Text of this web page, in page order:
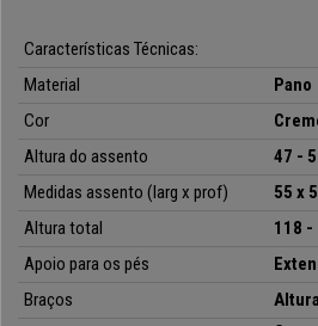
Além disso, o seu mecanismo de
liberdade de movimentos e flexibilidade,
coloca-lo em diferentes posições
repousa-pés extensível, poderás ter
praticamente deitado. Tudo isto faz com
Este modelo foi fabricado com
manutenção e cuidado,
, é um
Características Técnicas:
Material
Pano
Cor
Altura do assento
47 -
Medidas assento (larg x prof)
55 x
Altura total
118 -
Apoio para os pés
Braços